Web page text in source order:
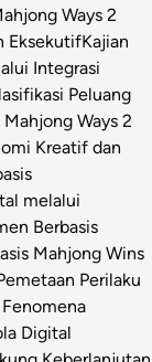
Ways 2
EksekutifKajian
Integrasi
Peluang
Ways 2
Kreatif dan
melalui
Berbasis
Mahjong Wins
Perilaku
Digital